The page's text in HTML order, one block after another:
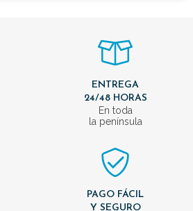
ENTREGA
24/48 HORAS
En toda
la península
PAGO FÁCIL
Y SEGURO